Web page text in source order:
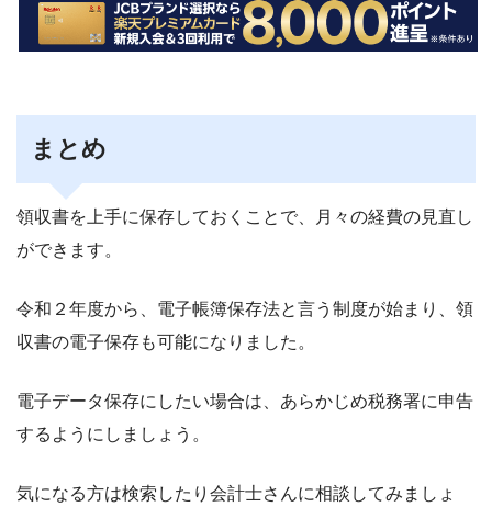
まとめ
領収書を上手に保存しておくことで、月々の経費の見直し
ができます。
令和２年度から、電子帳簿保存法と言う制度が始まり、領
収書の電子保存も可能になりました。
電子データ保存にしたい場合は、あらかじめ税務署に申告
するようにしましょう。
気になる方は検索したり会計士さんに相談してみましょ